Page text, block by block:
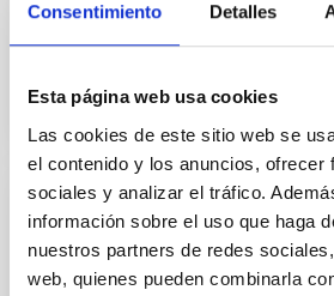
Consentimiento Detalles
Esta página web usa cookies
Las cookies de este sitio web se
el contenido y los anuncios, ofrecer
sociales y analizar el tráfico.
información sobre el uso que haga
nuestros partners de redes
web, quienes pueden combinarla
CON ÁRBITRO
Clues to inside-out
galaxies at 1.2 ≲ z ≲ 2.2: